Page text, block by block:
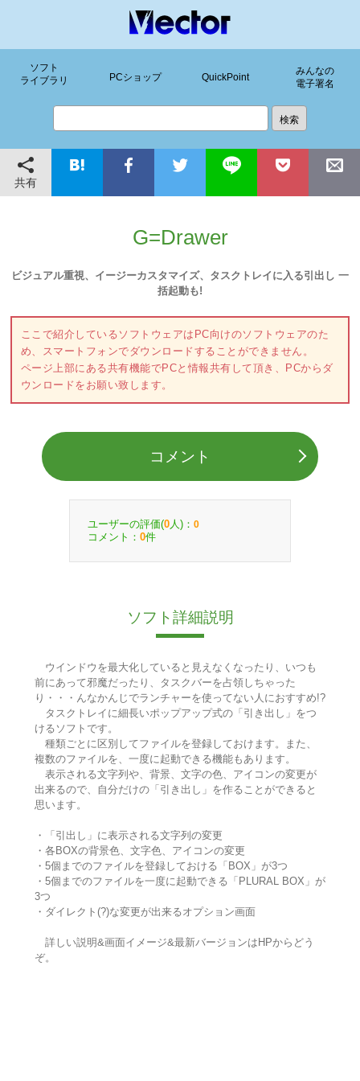
ソフト
ライブラリ
PCショップ QuickPoint
みんなの
電子署名
共有
G=Drawer
ビジュアル重視、イージーカスタマイズ、タスクトレイに入る引出し 一
括起動も!
ここで紹介しているソフトウェアはPC向けのソフトウェアのた
め、スマートフォンでダウンロードすることができません。
ページ上部にある共有機能でPCと情報共有して頂き、PCからダ
ウンロードをお願い致します。
コメント
ユーザーの評価(0 人)： 0
コメント： 0件
ソフト詳細説明
ウインドウを最大化していると見えなくなったり、いつも
前にあって邪魔だったり、タスクバーを占領しちゃった
り・・・んなかんじでランチャーを使ってない人におすすめ!?
タスクトレイに細長いポップアップ式の「引き出し」をつ
けるソフトです。
種類ごとに区別してファイルを登録しておけます。また、
複数のファイルを、一度に起動できる機能もあります。
表示される文字列や、背景、文字の色、アイコンの変更が
出来るので、自分だけの「引き出し」を作ることができると
思います。
・「引出し」に表示される文字列の変更
・各BOXの背景色、文字色、アイコンの変更
・5個までのファイルを登録しておける「BOX」が3つ
・5個までのファイルを一度に起動できる「PLURAL BOX」が
3つ
・ダイレクト(?)な変更が出来るオプション画面
詳しい説明&画面イメージ&最新バージョンはHPからどう
ぞ。